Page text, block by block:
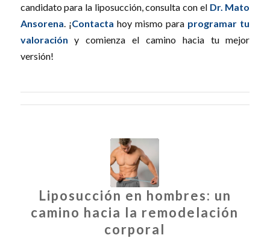
candidato para la liposucción, consulta con el Dr. Mato
Ansorena. ¡Contacta hoy mismo para programar tu
valoración y comienza el camino hacia tu mejor
versión!
Liposucción en hombres: un
camino hacia la remodelación
corporal